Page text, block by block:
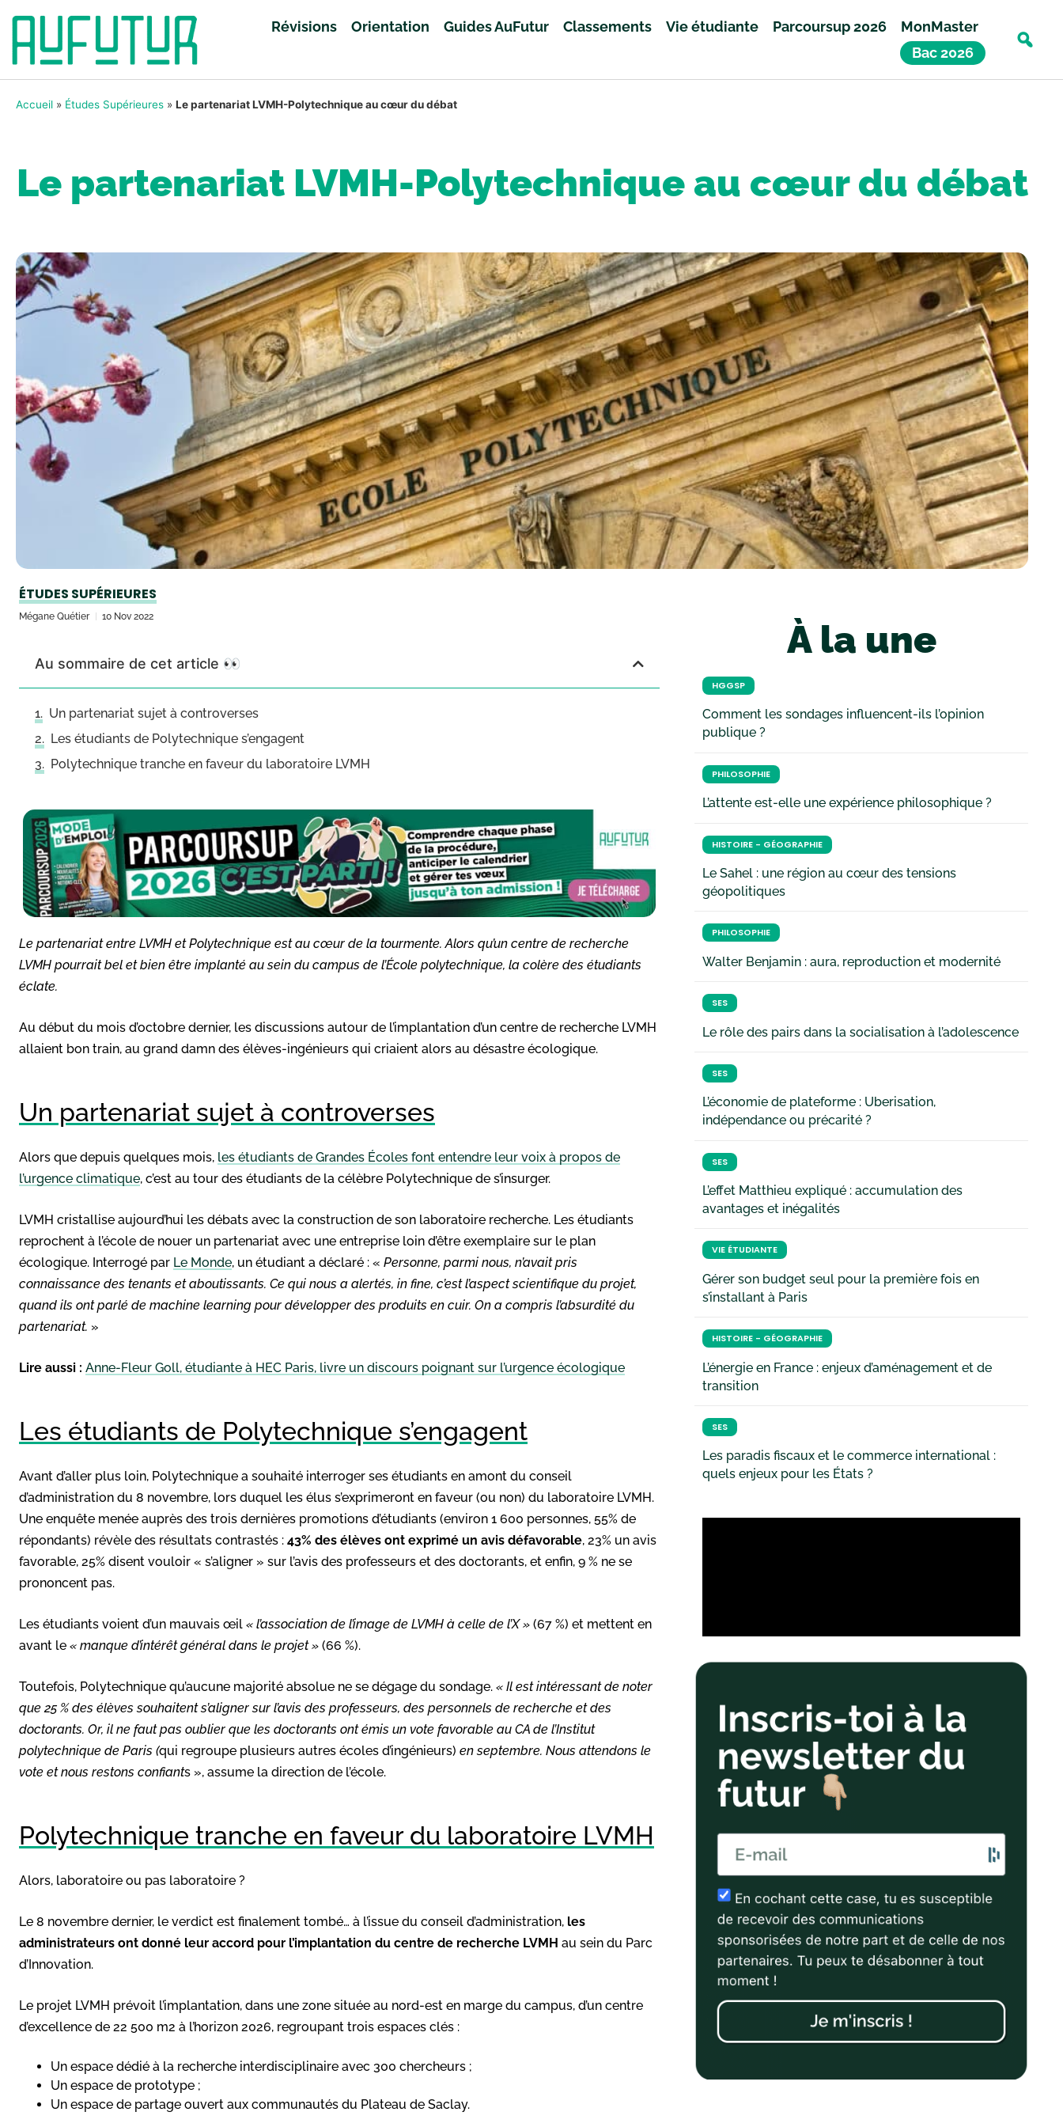
Révisions Orientation Guides AuFutur Classements Vie étudiante Parcoursup 2026
MonMaster
Bac 2026
Accueil » Études Supérieures » Le partenariat LVMH-Polytechnique au cœur du débat
Le partenariat LVMH-Polytechnique au cœur du débat
ÉTUDES SUPÉRIEURES
Mégane Quétier 10 Nov 2022
Au sommaire de cet article 👀
Un partenariat sujet à controverses
Les étudiants de Polytechnique s’engagent
Polytechnique tranche en faveur du laboratoire LVMH
Le partenariat entre LVMH et Polytechnique est au cœur de la tourmente. Alors qu’un centre de recherche
LVMH pourrait bel et bien être implanté au sein du campus de l’École polytechnique, la colère des étudiants
éclate.
Au début du mois d’octobre dernier, les discussions autour de l’implantation d’un centre de recherche LVMH
allaient bon train, au grand damn des élèves-ingénieurs qui criaient alors au désastre écologique.
Un partenariat sujet à controverses
Alors que depuis quelques mois, les étudiants de Grandes Écoles font entendre leur voix à propos de
l’urgence climatique, c’est au tour des étudiants de la célèbre Polytechnique de s’insurger.
LVMH cristallise aujourd’hui les débats avec la construction de son laboratoire recherche. Les étudiants
reprochent à l’école de nouer un partenariat avec une entreprise loin d’être exemplaire sur le plan
écologique. Interrogé par Le Monde, un étudiant a déclaré : « Personne, parmi nous, n’avait pris
connaissance des tenants et aboutissants. Ce qui nous a alertés, in fine, c’est l’aspect scientifique du projet,
quand ils ont parlé de machine learning pour développer des produits en cuir. On a compris l’absurdité du
partenariat. »
Lire aussi : Anne-Fleur Goll, étudiante à HEC Paris, livre un discours poignant sur l’urgence écologique
Les étudiants de Polytechnique s’engagent
Avant d’aller plus loin, Polytechnique a souhaité interroger ses étudiants en amont du conseil
d’administration du 8 novembre, lors duquel les élus s’exprimeront en faveur (ou non) du laboratoire LVMH.
Une enquête menée auprès des trois dernières promotions d’étudiants (environ 1 600 personnes, 55% de
répondants) révèle des résultats contrastés : 43% des élèves ont exprimé un avis défavorable, 23% un avis
favorable, 25% disent vouloir « s’aligner » sur l’avis des professeurs et des doctorants, et enfin, 9 % ne se
prononcent pas.
Les étudiants voient d’un mauvais œil « l’association de l’image de LVMH à celle de l’X » (67 %) et mettent en
avant le « manque d’intérêt général dans le projet » (66 %).
Toutefois, Polytechnique qu’aucune majorité absolue ne se dégage du sondage. « Il est intéressant de noter
que 25 % des élèves souhaitent s’aligner sur l’avis des professeurs, des personnels de recherche et des
doctorants. Or, il ne faut pas oublier que les doctorants ont émis un vote favorable au CA de l’Institut
polytechnique de Paris (qui regroupe plusieurs autres écoles d’ingénieurs) en septembre. Nous attendons le
vote et nous restons confiants », assume la direction de l’école.
Polytechnique tranche en faveur du laboratoire LVMH
Alors, laboratoire ou pas laboratoire ?
Le 8 novembre dernier, le verdict est finalement tombé… à l’issue du conseil d’administration, les
administrateurs ont donné leur accord pour l’implantation du centre de recherche LVMH au sein du Parc
d’Innovation.
Le projet LVMH prévoit l’implantation, dans une zone située au nord-est en marge du campus, d’un centre
d’excellence de 22 500 m2 à l’horizon 2026, regroupant trois espaces clés :
Un espace dédié à la recherche interdisciplinaire avec 300 chercheurs ;
Un espace de prototype ;
Un espace de partage ouvert aux communautés du Plateau de Saclay.
À la une
HGGSP
Comment les sondages influencent-ils l’opinion
publique ?
PHILOSOPHIE
L’attente est-elle une expérience philosophique ?
HISTOIRE - GÉOGRAPHIE
Le Sahel : une région au cœur des tensions
géopolitiques
PHILOSOPHIE
Walter Benjamin : aura, reproduction et modernité
SES
Le rôle des pairs dans la socialisation à l’adolescence
SES
L’économie de plateforme : Uberisation,
indépendance ou précarité ?
SES
L’effet Matthieu expliqué : accumulation des
avantages et inégalités
VIE ÉTUDIANTE
Gérer son budget seul pour la première fois en
s’installant à Paris
HISTOIRE - GÉOGRAPHIE
L’énergie en France : enjeux d’aménagement et de
transition
SES
Les paradis fiscaux et le commerce international :
quels enjeux pour les États ?